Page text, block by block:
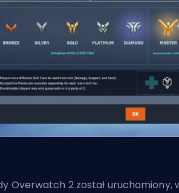
Overwatch 2 został uruchomiony,